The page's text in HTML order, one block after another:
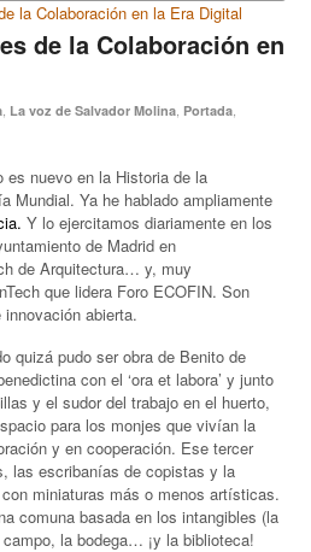
la Colaboración en la Era Digital
de la Colaboración en
, La voz de Salvador Molina, Portada,
es nuevo en la Historia de la
Mundial. Ya he hablado ampliamente
Y lo ejercitamos diariamente en los
de Madrid en
de Arquitectura… y, muy
que lidera Foro ECOFIN. Son
abierta.
quizá pudo ser obra de Benito de
con el ‘ora et labora’ y junto
y el sudor del trabajo en el huerto,
para los monjes que vivían la
y en cooperación. Ese tercer
las escribanías de copistas y la
miniaturas más o menos artísticas.
comuna basada en los intangibles (la
la bodega… ¡y la biblioteca!